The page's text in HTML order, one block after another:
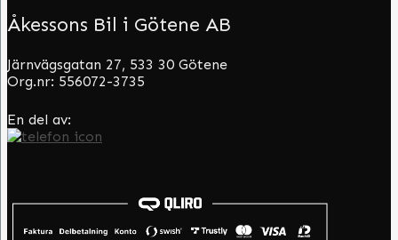
Åkessons Bil i Götene AB
Järnvägsgatan 27, 533 30 Götene
Org.nr: 556072-3735
En del av: